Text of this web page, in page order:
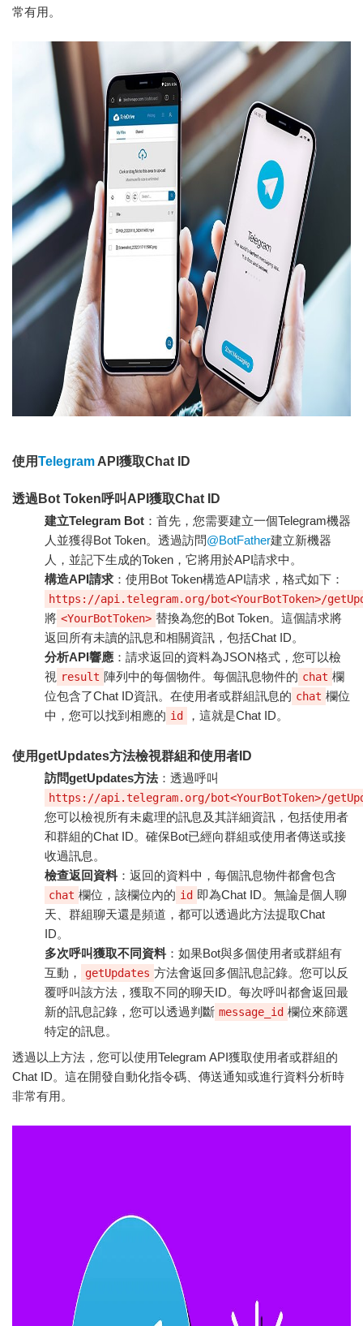
常有用。
使用Telegram API獲取Chat ID
透過Bot Token呼叫API獲取Chat ID
建立Telegram Bot ：首先，您需要建立一個Telegram機器
人並獲得Bot Token。透過訪問@BotFather建立新機器
人，並記下生成的Token，它將用於API請求中。
構造API請求 ：使用Bot Token構造API請求，格式如下：
https://api.telegram.org/bot<YourBotToken>/
將 <YourBotToken> 替換為您的Bot Token。這個請求將
返回所有未讀的訊息和相關資訊，包括Chat ID。
分析API響應 ：請求返回的資料為JSON格式，您可以檢
視 result 陣列中的每個物件。每個訊息物件的 chat 欄
位包含了Chat ID資訊。在使用者或群組訊息的 chat 欄位
中，您可以找到相應的 id ，這就是Chat ID。
使用getUpdates方法檢視群組和使用者ID
訪問getUpdates方法：透過呼叫
https://api.telegram.org/bot<YourBotToken>/
您可以檢視所有未處理的訊息及其詳細資訊，包括使用者
和群組的Chat ID。確保Bot已經向群組或使用者傳送或接
收過訊息。
檢查返回資料 ：返回的資料中，每個訊息物件都會包含
chat 欄位，該欄位內的 id 即為Chat ID。無論是個人聊
天、群組聊天還是頻道，都可以透過此方法提取Chat
ID。
多次呼叫獲取不同資料 ：如果Bot與多個使用者或群組有
互動，
getUpdates 方法會返回多個訊息記錄。您可以反
覆呼叫該方法，獲取不同的聊天ID。每次呼叫都會返回最
新的訊息記錄，您可以透過判斷 message_id 欄位來篩選
特定的訊息。
透過以上方法，您可以使用Telegram API獲取使用者或群組的
Chat ID。這在開發自動化指令碼、傳送通知或進行資料分析時
非常有用。